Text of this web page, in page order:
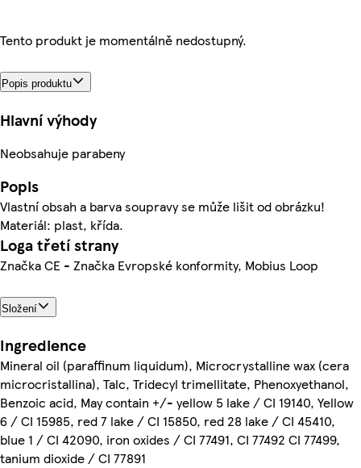
Tento produkt je momentálně nedostupný.
Popis produktu
Hlavní výhody
Neobsahuje parabeny
Popis
Vlastní obsah a barva soupravy se může lišit od obrázku!
Materiál: plast, křída.
Loga třetí strany
Značka CE - Značka Evropské konformity, Mobius Loop
Složení
Ingredience
Mineral oil (paraffinum liquidum), Microcrystalline wax (cera
microcristallina), Talc, Tridecyl trimellitate, Phenoxyethanol,
Benzoic acid, May contain +/- yellow 5 lake / CI 19140, Yellow
6 / CI 15985, red 7 lake / CI 15850, red 28 lake / CI 45410,
blue 1 / CI 42090, iron oxides / CI 77491, CI 77492 CI 77499,
tanium dioxide / CI 77891